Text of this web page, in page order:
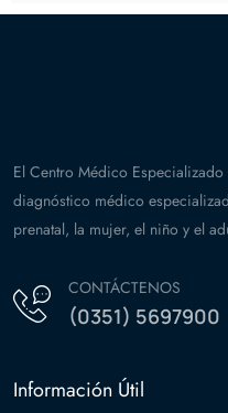
El Centro Médico
diagnóstico médico
prenatal, la mujer, el niño y el
CONTÁCTENOS
(0351) 5697900
Información Útil